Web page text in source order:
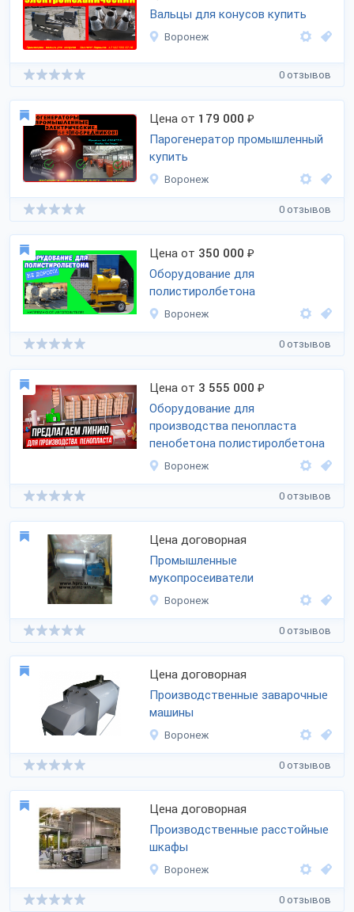
Вальцы для конусов купить
Воронеж
0 отзывов
Цена от 179 000 ₽
Парогенератор промышленный
купить
Воронеж
0 отзывов
Цена от 350 000 ₽
Оборудование для
полистиролбетона
Воронеж
0 отзывов
Цена от 3 555 000 ₽
Оборудование для
производства пенопласта
пенобетона полистиролбетона
Воронеж
0 отзывов
Цена договорная
Промышленные
мукопросеиватели
Воронеж
0 отзывов
Цена договорная
Производственные заварочные
машины
Воронеж
0 отзывов
Цена договорная
Производственные расстойные
шкафы
Воронеж
0 отзывов